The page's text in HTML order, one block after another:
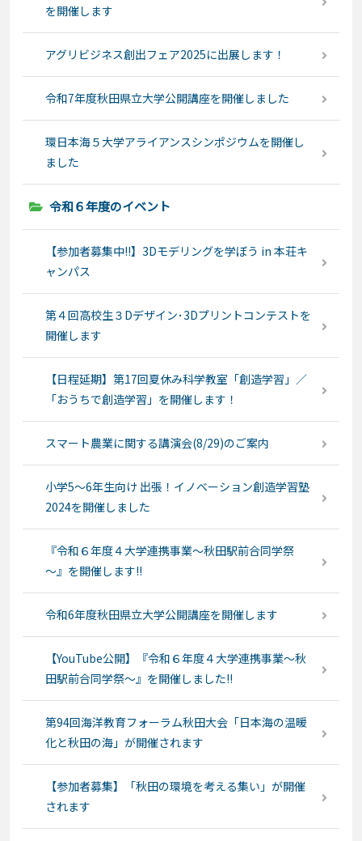
を開催します
アグリビジネス創出フェア2025に出展します！
令和7年度秋田県立大学公開講座を開催しました
環日本海５大学アライアンスシンポジウムを開催し
ました
令和６年度のイベント
【参加者募集中!!】3Dモデリングを学ぼう in 本荘キ
ャンパス
第４回高校生３Dデザイン･3Dプリントコンテストを
開催します
【日程延期】第17回夏休み科学教室「創造学習」／
「おうちで創造学習」を開催します！
スマート農業に関する講演会(8/29)のご案内
小学5～6年生向け 出張！イノベーション創造学習塾
2024を開催しました
『令和６年度４大学連携事業～秋田駅前合同学祭
～』を開催します!!
令和6年度秋田県立大学公開講座を開催します
【YouTube公開】『令和６年度４大学連携事業～秋
田駅前合同学祭～』を開催しました!!
第94回海洋教育フォーラム秋田大会「日本海の温暖
化と秋田の海」が開催されます
【参加者募集】「秋田の環境を考える集い」が開催
されます